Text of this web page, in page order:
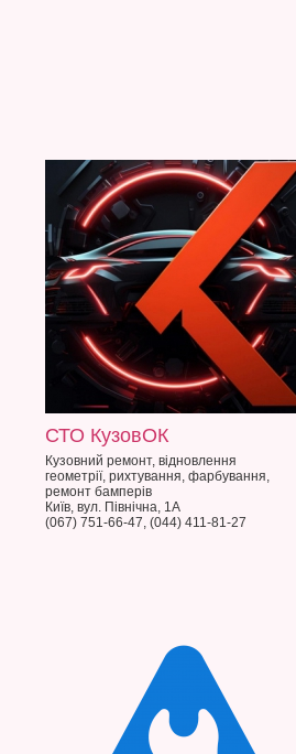
СТО КузовОК
Кузовний ремонт, відновлення
геометрії, рихтування, фарбування,
ремонт бамперів
Київ, вул. Північна, 1А
(067) 751-66-47, (044) 411-81-27